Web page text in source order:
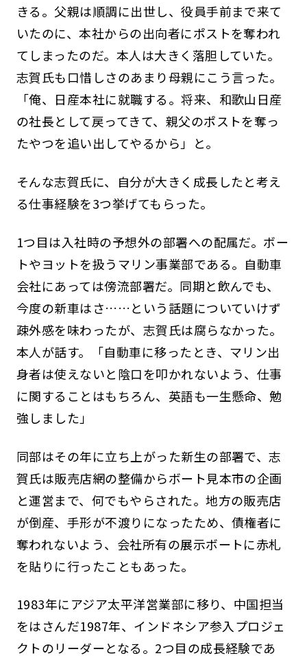
きる。父親は順調に出世し、役員手前まで来て
いたのに、本社からの出向者にポストを奪われ
てしまったのだ。本人は大きく落胆していた。
志賀氏も口惜しさのあまり母親にこう言った。
「俺、日産本社に就職する。将来、和歌山日産
の社長として戻ってきて、親父のポストを奪っ
たやつを追い出してやるから」と。
そんな志賀氏に、自分が大きく成長したと考え
る仕事経験を3つ挙げてもらった。
1つ目は入社時の予想外の部署への配属だ。ボー
トやヨットを扱うマリン事業部である。自動車
会社にあっては傍流部署だ。同期と飲んでも、
今度の新車はさ……という話題についていけず
疎外感を味わったが、志賀氏は腐らなかった。
本人が話す。「自動車に移ったとき、マリン出
身者は使えないと陰口を叩かれないよう、仕事
に関することはもちろん、英語も一生懸命、勉
強しました」
同部はその年に立ち上がった新生の部署で、志
賀氏は販売店網の整備からボート見本市の企画
と運営まで、何でもやらされた。地方の販売店
が倒産、手形が不渡りになったため、債権者に
奪われないよう、会社所有の展示ボートに赤札
を貼りに行ったこともあった。
1983年にアジア太平洋営業部に移り、中国担当
をはさんだ1987年、インドネシア参入プロジェ
クトのリーダーとなる。2つ目の成長経験であ